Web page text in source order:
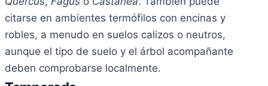
citarse en ambientes termófilos con encinas y
robles, a menudo en suelos calizos o neutros,
aunque el tipo de suelo y el árbol acompañante
deben comprobarse localmente.